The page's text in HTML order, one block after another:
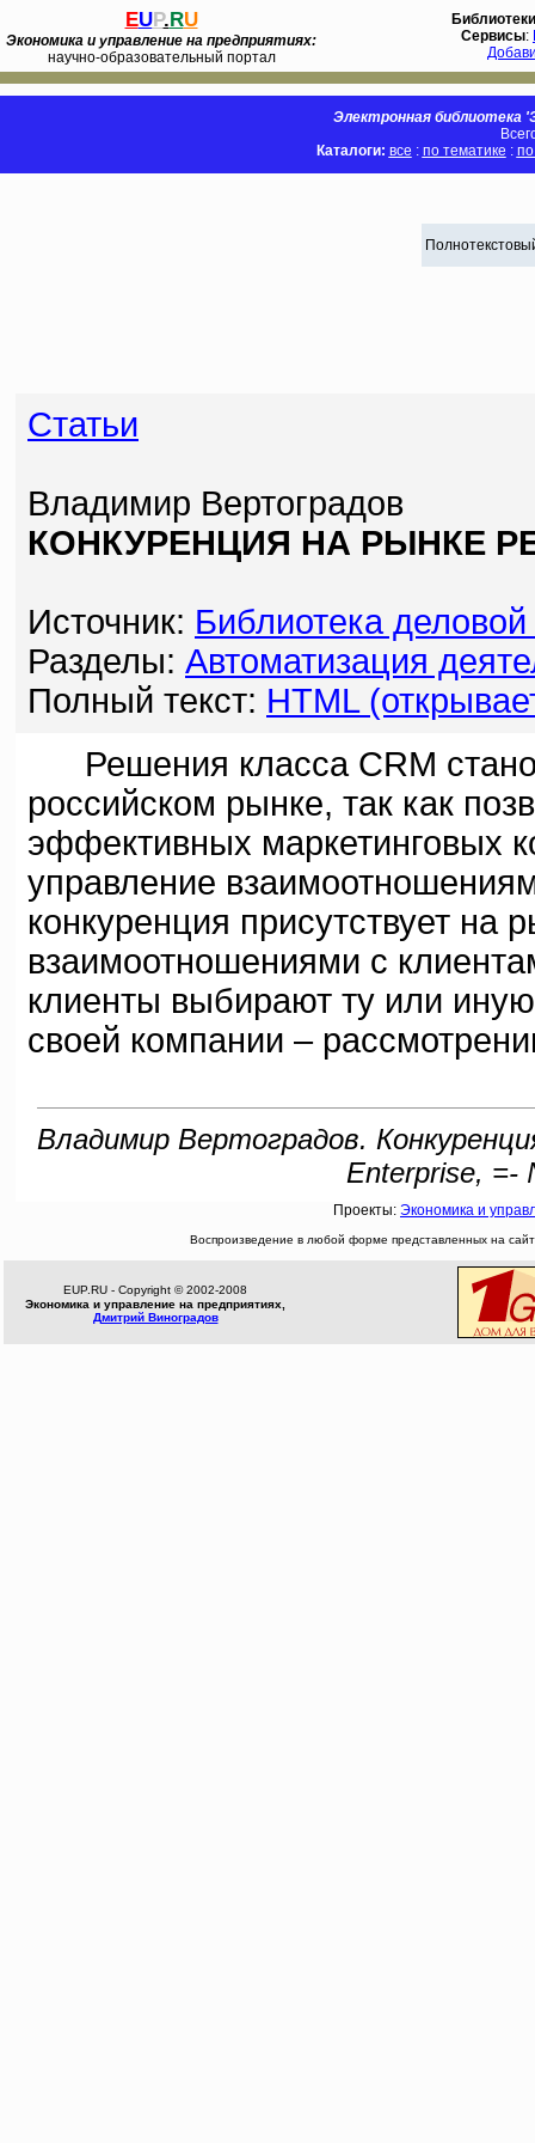
EUP.RU
Экономика и управление на предприятиях:
научно-образовательный портал
Библиотеки
Сервисы:
Электронная библиотека
Каталоги: все : по тематике :
Статьи
Владимир Вертоградов
КОНКУРЕНЦИЯ НА РЫНКЕ
Источник: Библиотека
Разделы: Автоматизация
Полный текст: HTML
Решения класса CRM
российском рынке, так как
эффективных маркетинговых
управление
конкуренция присутствует
взаимоотношениями с
клиенты выбирают ту или
своей компании –
Владимир Вертоградов.
Enterprise,
Проекты: Экономика и
Воспроизведение в любой форме представленных на
EUP.RU - Copyright © 2002-2008
Экономика и управление на предприятиях,
Дмитрий Виноградов